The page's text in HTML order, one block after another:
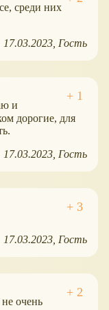
среди них
17.03.2023 Гость
и
дорогие, для
17.03.2023 Гость
17.03.2023 Гость
очень